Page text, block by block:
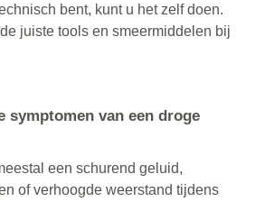
bent, kunt u het zelf doen.
juiste tools en smeermiddelen bij
symptomen van een droge
een schurend geluid,
of verhoogde weerstand tijdens